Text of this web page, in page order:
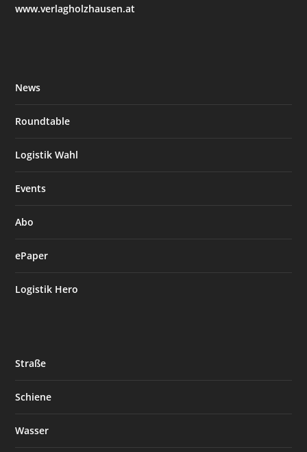
www.verlagholzhausen.at
News
Roundtable
Logistik Wahl
Events
Abo
ePaper
Logistik Hero
Straße
Schiene
Wasser